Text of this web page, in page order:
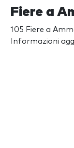
Fiere a
105 Fiere a
Informazioni